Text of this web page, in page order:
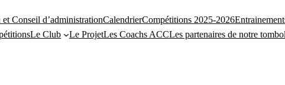
et Conseil d’administrationCalendrierCompétitions 2025-2026
Le Club Le ProjetLes Coachs ACCLes partenaires de notre